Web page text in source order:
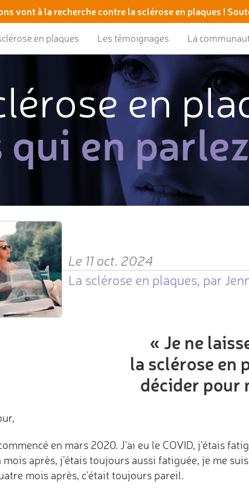
vont à la recherche contre la sclérose en plaques !
en plaques Les témoignages La
en
en
Le 11 oct. 2024
La sclérose en plaques, par
« Je ne
la sclérose en
décider pour
en mars 2020. J'ai eu le COVID, j’étais
mois après, j’étais toujours aussi fatiguée, je me
mois après, c’était toujours pareil.